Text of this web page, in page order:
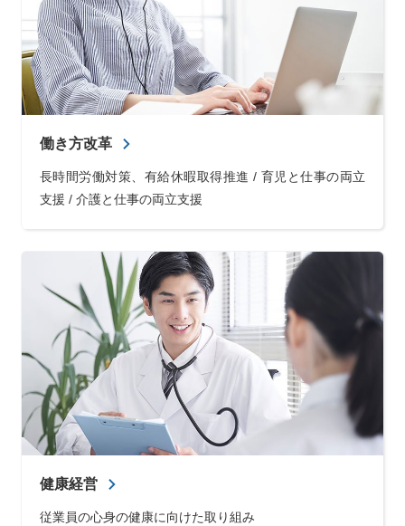
働き方改革
長時間労働対策、有給休暇取得推進 / 育児と仕事の両立
支援 / 介護と仕事の両立支援
健康経営
従業員の心身の健康に向けた取り組み